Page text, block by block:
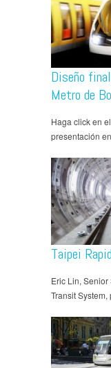
Diseño
Metro de
Haga click en
presentación
Taipei
Eric Lin,
Transit